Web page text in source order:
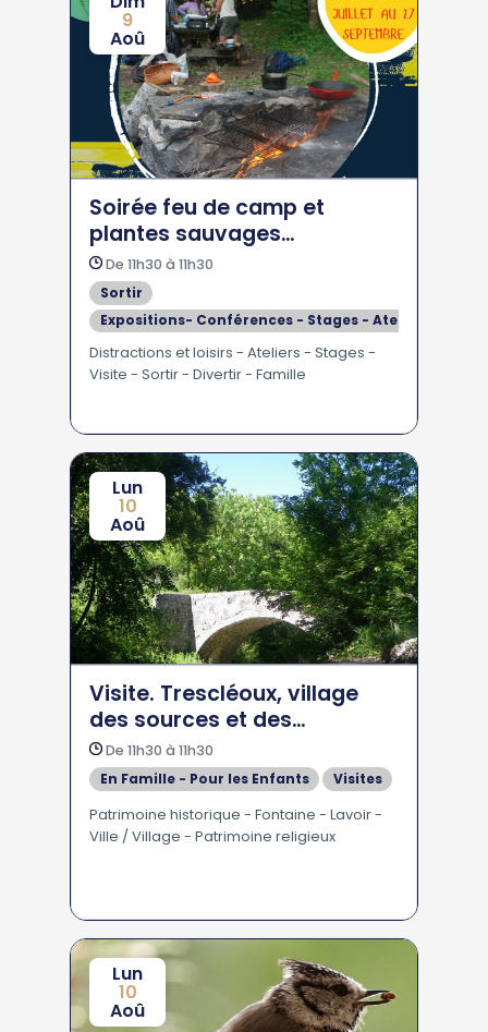
9
Aoû
Soirée feu de camp et
plantes sauvages
comestibles à Crots
De 11h30 à 11h30
Sortir
Expositions- Conférences - Stages - Ateliers
Se divertir
En Famille - Pour les Enfants
Distractions et loisirs - Ateliers - Stages -
Visite - Sortir - Divertir - Famille
Lun
10
Aoû
Visite. Trescléoux, village
des sources et des
fontaines
De 11h30 à 11h30
En Famille - Pour les Enfants
Visites
Patrimoine historique - Fontaine - Lavoir -
Ville / Village - Patrimoine religieux
Lun
10
Aoû